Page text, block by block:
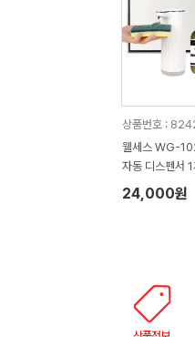
상품번호 :
웰세스 WG-
자동 디스펜서
제 리필 2개
24,000원